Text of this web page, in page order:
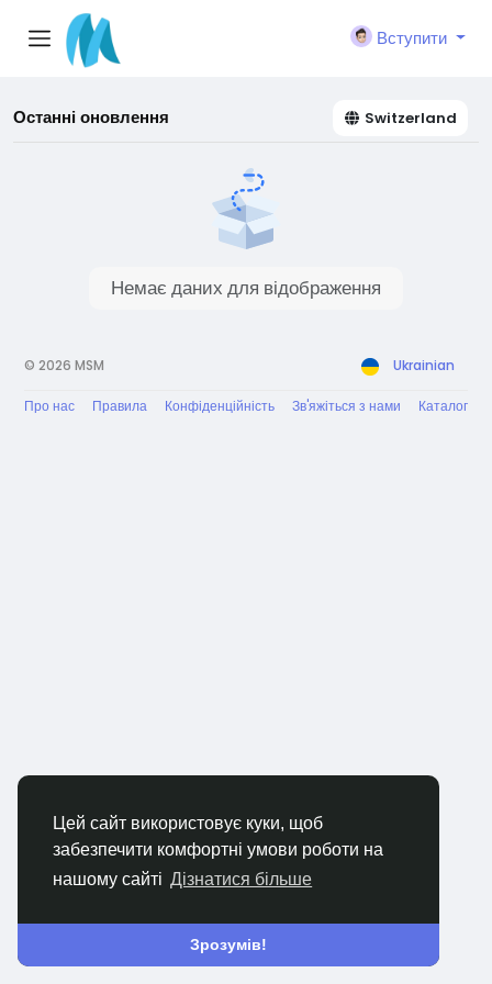
Цей сайт використовує куки, щоб
забезпечити комфортні умови роботи на
нашому сайті Дізнатися більше
Зрозумів!
Вступити
Останні оновлення Switzerland
Немає даних для відображення
© 2026 MSM Ukrainian
Про нас Правила Конфіденційність Зв'яжіться з нами Каталог